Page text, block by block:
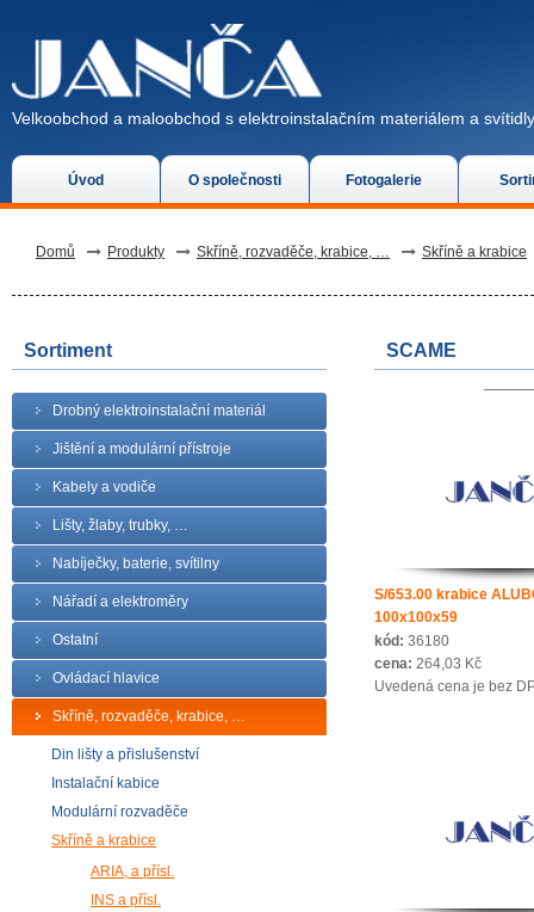
Úvod O společnosti Fotogalerie
Velkoobchod a maloobchod s elektroinstalačním materiálem a
Domů Produkty Skříně, rozvaděče, krabice, … Skříně a krabice
Sortiment
Drobný elektroinstalační materiál
Jištění a modulární přístroje
Kabely a vodiče
Lišty, žlaby, trubky, …
Nabíječky, baterie, svítilny
Nářadí a elektroměry
Ostatní
Ovládací hlavice
Skříně, rozvaděče, krabice, …
Din lišty a přislušenství
Instalační kabice
Modulární rozvaděče
Skříně a krabice
ARIA, a přísl.
INS a přísl.
SCAME
S/653.00 krabice
100x100x59
kód: 36180
cena: 264,03 Kč
Uvedená cena je bez